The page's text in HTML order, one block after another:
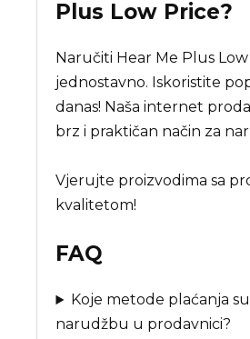
Plus Low Price?
Naručiti Hear Me Plus
jednostavno. Iskoristite
danas! Naša internet
brz i praktičan način za
Vjerujte proizvodima sa
kvalitetom!
FAQ
Koje metode plaćanja
narudžbu u prodavnici?